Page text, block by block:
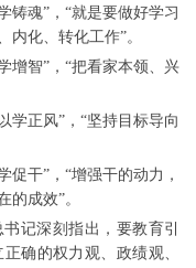
铸魂”，“就是要做好学习
化、转化工作”。
增智”，“把看家本领、兴
学正风”，“坚持目标导向
促干”，“增强干的动力，
成效”。
记深刻指出，要教育引
确的权力观、政绩观、